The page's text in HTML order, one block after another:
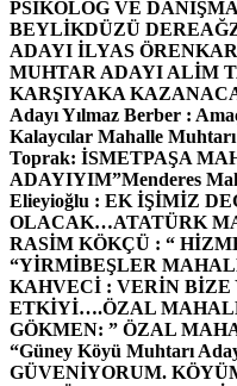
PSİKOLOG VE
BEYLİKDÜZÜ
ADAYI İLYAS ÖREN
MUHTAR ADAYI ALİM
KARŞIYAKA
Adayı Yılmaz Berber :
Kalaycılar Mahalle
Toprak: İSMETPAŞA
ADAYIYIM”Menderes
Elieyioğlu : EK İŞİMİZ
OLACAK…ATATÜRK
RASİM KÖKÇÜ : “
“YİRMİBEŞLER
KAHVECİ : VERİN BİZE
ETKİYİ….ÖZAL
GÖKMEN: ” ÖZAL
“Güney Köyü Muhtarı
GÜVENİYORUM.